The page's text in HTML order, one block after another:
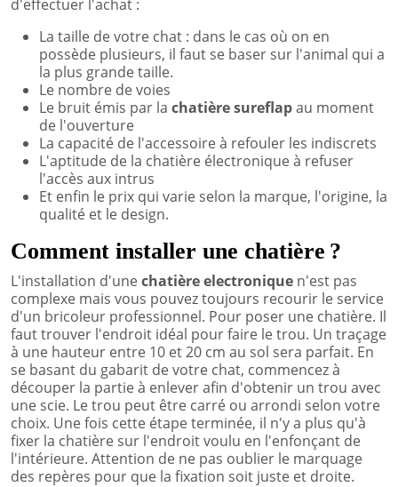
d'effectuer l'achat :
La taille de votre chat : dans le cas où on en
possède plusieurs, il faut se baser sur l'animal qui a
la plus grande taille.
Le nombre de voies
Le bruit émis par la chatière sureflapau moment
de l'ouverture
La capacité de l'accessoire à refouler les indiscrets
L'aptitude de la chatière électronique à refuser
l'accès aux intrus
Et enfin le prix qui varie selon la marque, l'origine, la
qualité et le design.
Comment installer une chatière ?
L'installation d'unechatière electronique n'est pas
complexe mais vous pouvez toujours recourir le service
d'un bricoleur professionnel. Pour poser une chatière. Il
faut trouver l'endroit idéal pour faire le trou. Un traçage
à une hauteur entre 10 et 20 cm au sol sera parfait. En
se basant du gabarit de votre chat, commencez à
découper la partie à enlever afin d'obtenir un trou avec
une scie. Le trou peut être carré ou arrondi selon votre
choix. Une fois cette étape terminée, il n'y a plus qu'à
fixer la chatière sur l'endroit voulu en l'enfonçant de
l'intérieure. Attention de ne pas oublier le marquage
des repères pour que la fixation soit juste et droite.